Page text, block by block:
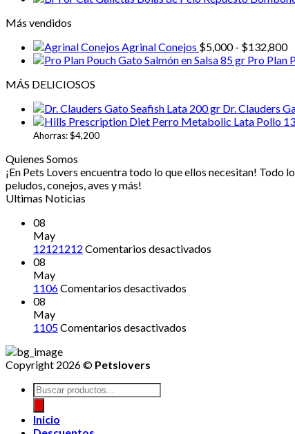
Más vendidos
Agrinal Conejos $5,000 - $132,800
Pro Plan
MÁS DELICIOSOS
Dr. Clauders
Ahorras:$4,200
Quienes Somos
¡En Pets Lovers encuentra todo lo que ellos necesitan! Todo
peludos, conejos, aves y más!
Ultimas Noticias
08
May
12121212 Comentarios desactivados
08
May
1106Comentarios desactivados
08
May
1105Comentarios desactivados
Copyright 2026 © Petslovers
Búsqueda
de
productos
Inicio